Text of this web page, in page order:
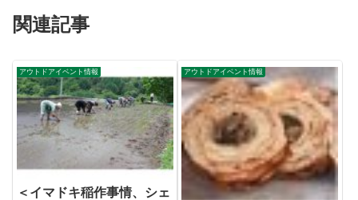
関連記事
アウトドアイベント情報
＜イマドキ稲作事情、シェ
アウトドアイベント情報